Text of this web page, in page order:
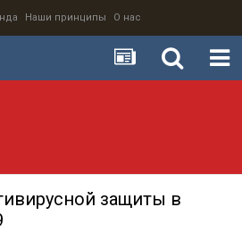
Наши принципы О нас
защиты в